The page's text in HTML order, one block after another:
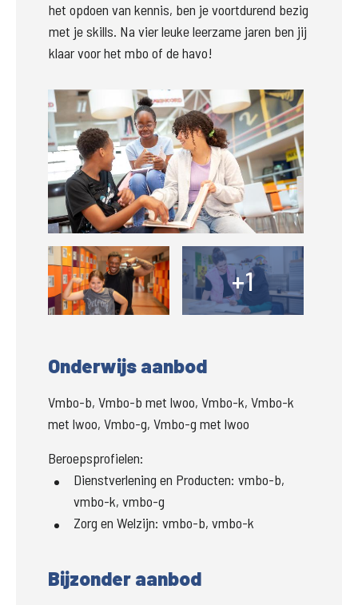
het opdoen van kennis, ben je voortdurend bezig
met je skills. Na vier leuke leerzame jaren ben jij
klaar voor het mbo of de havo!
Groter
Groter
+1+
Onderwijs aanbod
Vmbo-b, Vmbo-b met lwoo, Vmbo-k, Vmbo-k
met lwoo, Vmbo-g, Vmbo-g met lwoo
Beroepsprofielen:
Dienstverlening en Producten: vmbo-b,
vmbo-k, vmbo-g
Zorg en Welzijn: vmbo-b, vmbo-k
Bijzonder aanbod